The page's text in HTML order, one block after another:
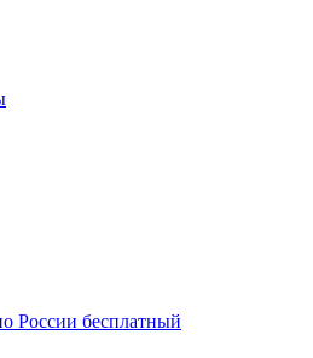
России бесплатный